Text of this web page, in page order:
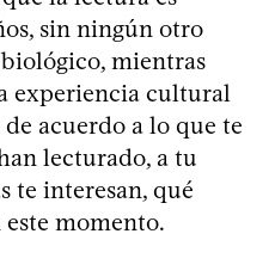
sin ningún otro
mientras
experiencia cultural
acuerdo a lo que te
lecturado, a tu
te interesan, qué
este momento.